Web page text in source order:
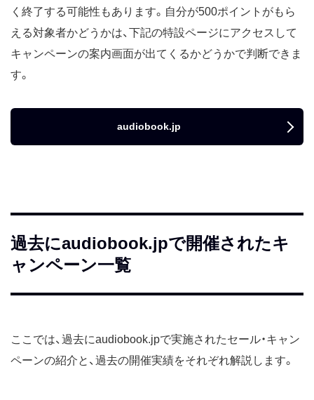
く終了する可能性もあります。自分が500ポイントがもら
える対象者かどうかは、下記の特設ページにアクセスして
キャンペーンの案内画面が出てくるかどうかで判断できま
す。
audiobook.jp
過去にaudiobook.jpで開催されたキ
ャンペーン一覧
ここでは、過去にaudiobook.jpで実施されたセール・キャン
ペーンの紹介と、過去の開催実績をそれぞれ解説します。